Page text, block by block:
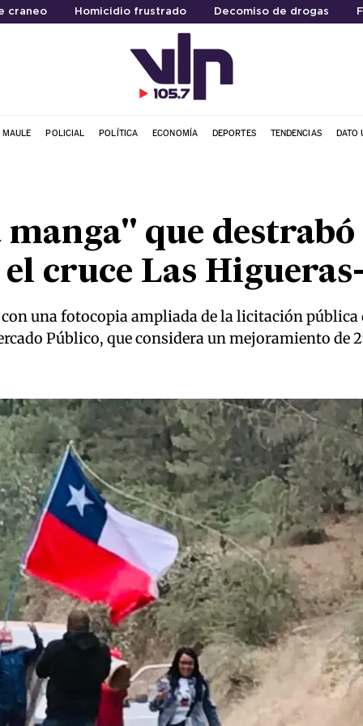
craneo Homicidio frustrado Decomiso de drogas
MAULE POLICIAL POLÍTICA ECONOMÍA DEPORTES TENDENCIAS DATO
manga" que
cruce Las
una fotocopia ampliada de la licitación pública
Público, que considera un mejoramiento de